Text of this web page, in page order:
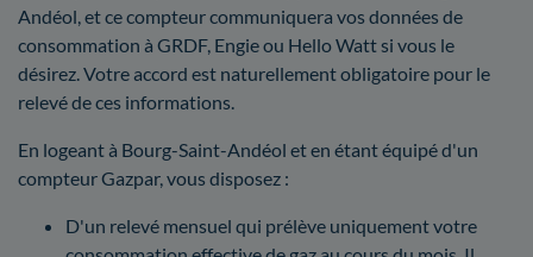
Andéol, et ce compteur communiquera vos données de
consommation à GRDF, Engie ou Hello Watt si vous le
désirez. Votre accord est naturellement obligatoire pour le
relevé de ces informations.
En logeant à Bourg-Saint-Andéol et en étant équipé d'un
compteur Gazpar, vous disposez :
D'un relevé mensuel qui prélève uniquement votre